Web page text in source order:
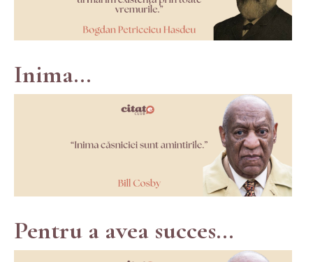
Inima...
Pentru a avea succes...